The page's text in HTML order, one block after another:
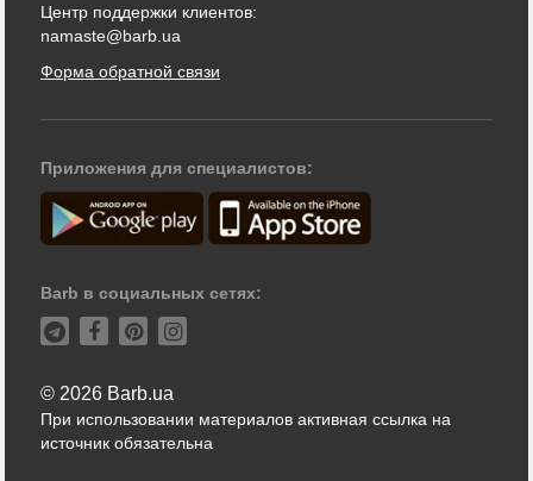
Центр поддержки клиентов:
namaste@barb.ua
Форма обратной связи
Приложения для специалистов:
Barb в социальных сетях:
© 2026 Barb.ua
При использовании материалов активная ссылка на
источник обязательна